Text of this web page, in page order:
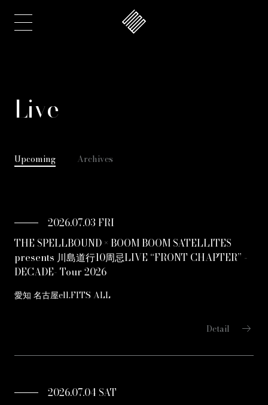
Live
Upcoming Archives
2026.07.03 FRI
THE SPELLBOUND × BOOM BOOM SATELLITES
presents 川島道行10周忌LIVE “FRONT CHAPTER” -
DECADE- Tour 2026
愛知 名古屋ell.FITS ALL
Detail arrow_right_alt
2026.07.04 SAT